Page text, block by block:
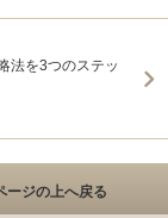
法を3つのステッ
ージの上へ戻る